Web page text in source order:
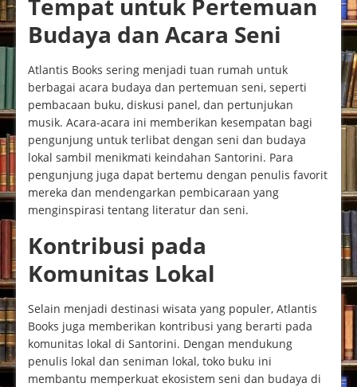
Tempat untuk Pertemuan
Budaya dan Acara Seni
Atlantis Books sering menjadi tuan rumah untuk
berbagai acara budaya dan pertemuan seni, seperti
pembacaan buku, diskusi panel, dan pertunjukan
musik. Acara-acara ini memberikan kesempatan bagi
pengunjung untuk terlibat dengan seni dan budaya
lokal sambil menikmati keindahan Santorini. Para
pengunjung juga dapat bertemu dengan penulis favorit
mereka dan mendengarkan pembicaraan yang
menginspirasi tentang literatur dan seni.
Kontribusi pada
Komunitas Lokal
Selain menjadi destinasi wisata yang populer, Atlantis
Books juga memberikan kontribusi yang berarti pada
komunitas lokal di Santorini. Dengan mendukung
penulis lokal dan seniman lokal, toko buku ini
membantu memperkuat ekosistem seni dan budaya di